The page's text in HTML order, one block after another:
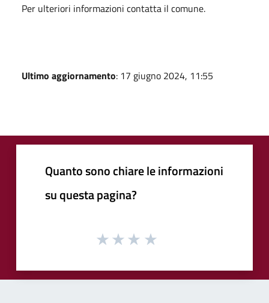
Per ulteriori informazioni contatta il comune.
Ultimo aggiornamento: 17 giugno 2024, 11:55
Quanto sono chiare le informazioni
su questa pagina?